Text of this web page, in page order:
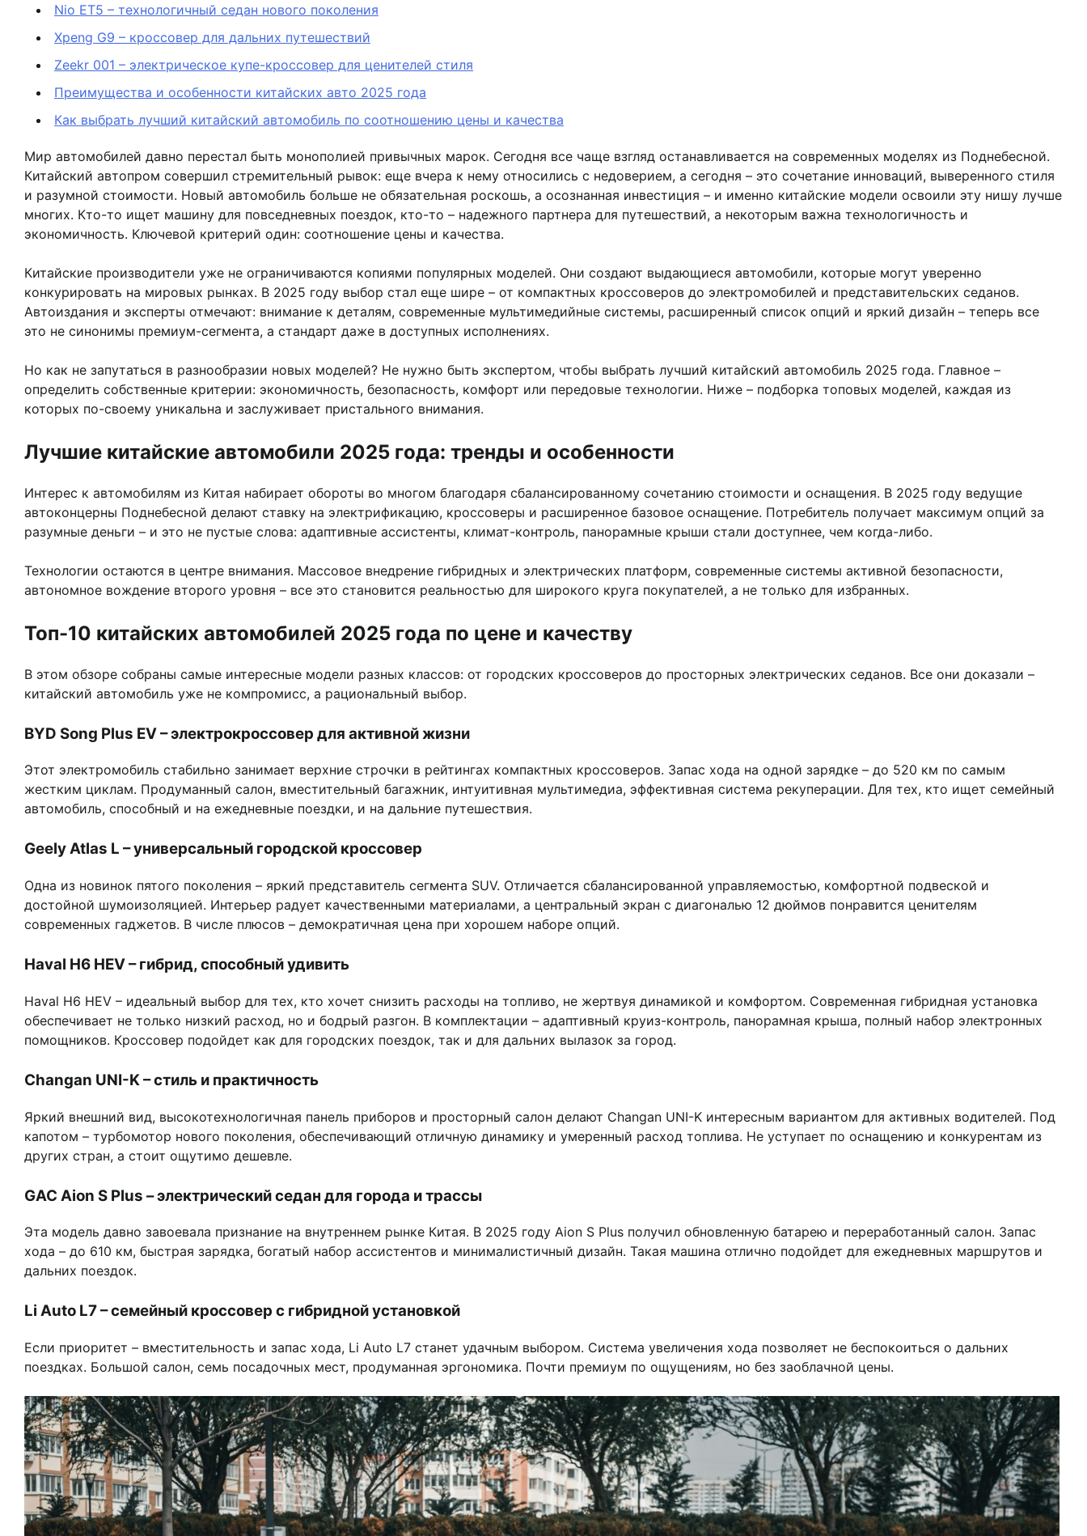
Nio ET5 – технологичный седан нового поколения
Xpeng G9 – кроссовер для дальних путешествий
Zeekr 001 – электрическое купе-кроссовер для ценителей стиля
Преимущества и особенности китайских авто 2025 года
Как выбрать лучший китайский автомобиль по соотношению цены и качества
Мир автомобилей давно перестал быть монополией привычных марок. Сегодня все чаще взгляд останавливается на современных моделях из Поднебесной.
Китайский автопром совершил стремительный рывок: еще вчера к нему относились с недоверием, а сегодня – это сочетание инноваций, выверенного стиля
и разумной стоимости. Новый автомобиль больше не обязательная роскошь, а осознанная инвестиция – и именно китайские модели освоили эту нишу лучше
многих. Кто-то ищет машину для повседневных поездок, кто-то – надежного партнера для путешествий, а некоторым важна технологичность и
экономичность. Ключевой критерий один: соотношение цены и качества.
Китайские производители уже не ограничиваются копиями популярных моделей. Они создают выдающиеся автомобили, которые могут уверенно
конкурировать на мировых рынках. В 2025 году выбор стал еще шире – от компактных кроссоверов до электромобилей и представительских седанов.
Автоиздания и эксперты отмечают: внимание к деталям, современные мультимедийные системы, расширенный список опций и яркий дизайн – теперь все
это не синонимы премиум-сегмента, а стандарт даже в доступных исполнениях.
Но как не запутаться в разнообразии новых моделей? Не нужно быть экспертом, чтобы выбрать лучший китайский автомобиль 2025 года. Главное –
определить собственные критерии: экономичность, безопасность, комфорт или передовые технологии. Ниже – подборка топовых моделей, каждая из
которых по-своему уникальна и заслуживает пристального внимания.
Лучшие китайские автомобили 2025 года: тренды и особенности
Интерес к автомобилям из Китая набирает обороты во многом благодаря сбалансированному сочетанию стоимости и оснащения. В 2025 году ведущие
автоконцерны Поднебесной делают ставку на электрификацию, кроссоверы и расширенное базовое оснащение. Потребитель получает максимум опций за
разумные деньги – и это не пустые слова: адаптивные ассистенты, климат-контроль, панорамные крыши стали доступнее, чем когда-либо.
Технологии остаются в центре внимания. Массовое внедрение гибридных и электрических платформ, современные системы активной безопасности,
автономное вождение второго уровня – все это становится реальностью для широкого круга покупателей, а не только для избранных.
Топ-10 китайских автомобилей 2025 года по цене и качеству
В этом обзоре собраны самые интересные модели разных классов: от городских кроссоверов до просторных электрических седанов. Все они доказали –
китайский автомобиль уже не компромисс, а рациональный выбор.
BYD Song Plus EV – электрокроссовер для активной жизни
Этот электромобиль стабильно занимает верхние строчки в рейтингах компактных кроссоверов. Запас хода на одной зарядке – до 520 км по самым
жестким циклам. Продуманный салон, вместительный багажник, интуитивная мультимедиа, эффективная система рекуперации. Для тех, кто ищет семейный
автомобиль, способный и на ежедневные поездки, и на дальние путешествия.
Geely Atlas L – универсальный городской кроссовер
Одна из новинок пятого поколения – яркий представитель сегмента SUV. Отличается сбалансированной управляемостью, комфортной подвеской и
достойной шумоизоляцией. Интерьер радует качественными материалами, а центральный экран с диагональю 12 дюймов понравится ценителям
современных гаджетов. В числе плюсов – демократичная цена при хорошем наборе опций.
Haval H6 HEV – гибрид, способный удивить
Haval H6 HEV – идеальный выбор для тех, кто хочет снизить расходы на топливо, не жертвуя динамикой и комфортом. Современная гибридная установка
обеспечивает не только низкий расход, но и бодрый разгон. В комплектации – адаптивный круиз-контроль, панорамная крыша, полный набор электронных
помощников. Кроссовер подойдет как для городских поездок, так и для дальних вылазок за город.
Changan UNI-K – стиль и практичность
Яркий внешний вид, высокотехнологичная панель приборов и просторный салон делают Changan UNI-K интересным вариантом для активных водителей. Под
капотом – турбомотор нового поколения, обеспечивающий отличную динамику и умеренный расход топлива. Не уступает по оснащению и конкурентам из
других стран, а стоит ощутимо дешевле.
GAC Aion S Plus – электрический седан для города и трассы
Эта модель давно завоевала признание на внутреннем рынке Китая. В 2025 году Aion S Plus получил обновленную батарею и переработанный салон. Запас
хода – до 610 км, быстрая зарядка, богатый набор ассистентов и минималистичный дизайн. Такая машина отлично подойдет для ежедневных маршрутов и
дальних поездок.
Li Auto L7 – семейный кроссовер с гибридной установкой
Если приоритет – вместительность и запас хода, Li Auto L7 станет удачным выбором. Система увеличения хода позволяет не беспокоиться о дальних
поездках. Большой салон, семь посадочных мест, продуманная эргономика. Почти премиум по ощущениям, но без заоблачной цены.